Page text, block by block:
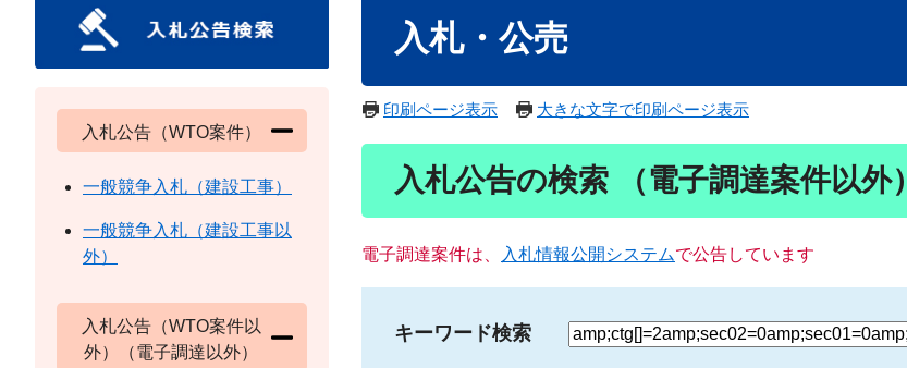
入札・公売
印刷ページ表示 大きな文字で印刷ページ表示
入札公告の検索 （電子調達案件以外）
電子調達案件は、 入札情報公開システムで公告しています
キーワード検索
検
入札公告（WTO案件）
一般競争入札（建設工事）
一般競争入札（建設工事以
外）
入札公告（WTO案件以
外）（電子調達以外）